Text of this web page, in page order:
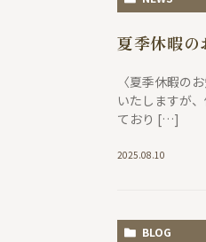
夏季休暇の
〈夏季休暇の
いたしますが
ており […]
2025.08.10
BLOG